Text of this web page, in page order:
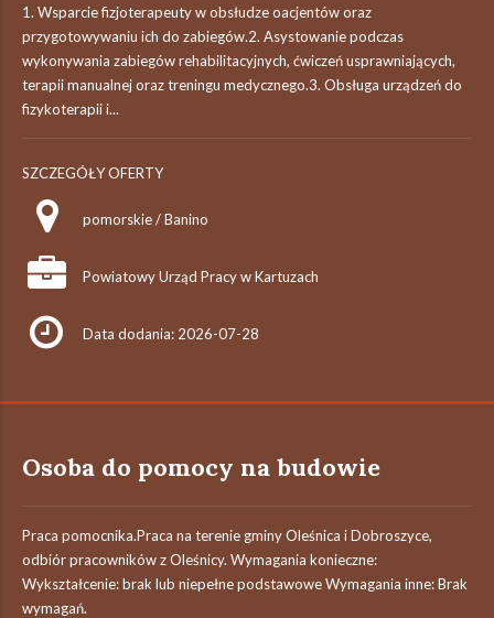
1. Wsparcie fizjoterapeuty w obsłudze oacjentów oraz
przygotowywaniu ich do zabiegów.2. Asystowanie podczas
wykonywania zabiegów rehabilitacyjnych, ćwiczeń usprawniających,
terapii manualnej oraz treningu medycznego.3. Obsługa urządzeń do
fizykoterapii i...
SZCZEGÓŁY OFERTY
pomorskie / Banino
Powiatowy Urząd Pracy w Kartuzach
Data dodania: 2026-07-28
Osoba do pomocy na budowie
Praca pomocnika.Praca na terenie gminy Oleśnica i Dobroszyce,
odbiór pracowników z Oleśnicy. Wymagania konieczne:
Wykształcenie: brak lub niepełne podstawowe Wymagania inne: Brak
wymagań.